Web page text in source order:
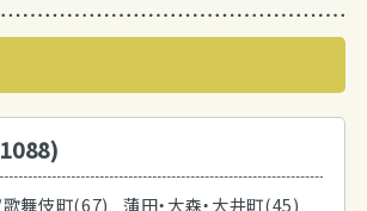
舞伎町(67)
蒲田・大森・大井町(45)